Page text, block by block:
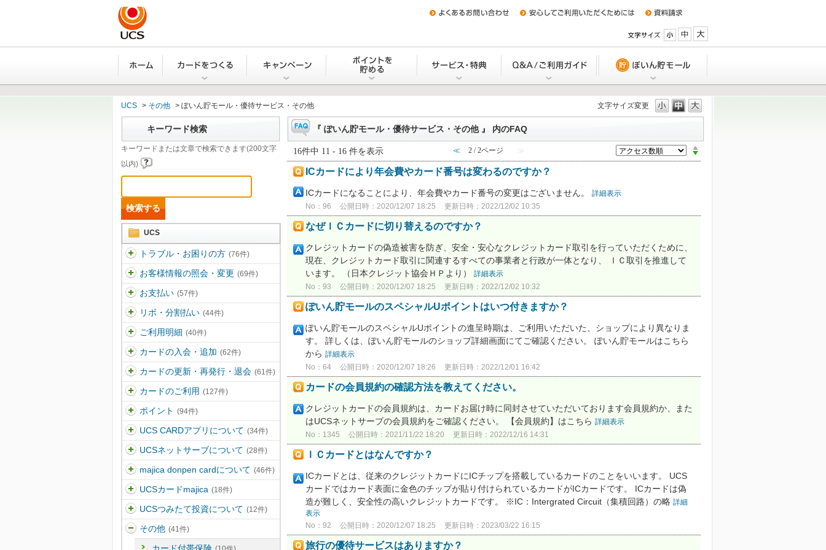
UCSカードの利用締日、支払い日は
か？
小 中
文字サイズ変更
UCS > その他 > ぽいん貯モール・優待サービス・その他
キーワード検索
キーワードまたは文章で検索できます(200文字
以内)
UCS
トラブル・お困りの方 (76件)
お客様情報の照会・変更 (69件)
お支払い (57件)
リボ・分割払い (44件)
ご利用明細 (40件)
カードの入会・追加 (62件)
カードの更新・再発行・退会 (61件)
カードのご利用 (127件)
ポイント (94件)
UCS CARDアプリについて (34件)
UCSネットサーブについて (28件)
majica donpen cardについて (46件)
UCSカードmajica (18件)
UCSつみたて投資について (12件)
その他 (41件)
『 ぽいん貯モール・優待サービス・その他 』 内のFAQ
16件中 11 - 16 件を表示 ≪ 2 / 2ページ ≫
ICカードにより年会費やカード番号は変わるのですか？
ICカードになることにより、年会費やカード番号の変更はございません。 詳細表示
No：96 公開日時：2020/12/07 18:25 更新日時：2022/12/02 10:35
なぜＩＣカードに切り替えるのですか？
クレジットカードの偽造被害を防ぎ、安全・安心なクレジットカード取引を行っていただくために、
現在、クレジットカード取引に関連するすべての事業者と行政が一体となり、 ＩＣ取引を推進して
います。 （日本クレジット協会ＨＰより）
詳細表示
No：93 公開日時：2020/12/07 18:25 更新日時：2022/12/02 10:32
ぽいん貯モールのスペシャルUポイントはいつ付きますか？
ぽいん貯モールのスペシャルUポイントの進呈時期は、ご利用いただいた、ショップにより異なりま
す。 詳しくは、ぽいん貯モールのショップ詳細画面にてご確認ください。 ぽいん貯モールはこちら
から 詳細表示
No：64 公開日時：2020/12/07 18:26 更新日時：2022/12/01 16:42
カードの会員規約の確認方法を教えてください。
クレジットカードの会員規約は、カードお届け時に同封させていただいております会員規約か、また
はUCSネットサーブの会員規約をご確認ください。 【会員規約】はこちら 詳細表示
No：1345 公開日時：2021/11/22 18:20 更新日時：2022/12/16 14:31
ＩＣカードとはなんですか？
ICカードとは、従来のクレジットカードにICチップを搭載しているカードのことをいいます。 UCS
カードではカード表面に金色のチップが貼り付けられているカードがICカードです。 ICカードは偽
造が難しく、安全性の高いクレジットカードです。 ※IC：Intergrated Circuit（集積回路）の略 詳細
表示
No：92 公開日時：2020/12/07 18:25 更新日時：2023/03/22 16:15
旅行の優待サービスはありますか？